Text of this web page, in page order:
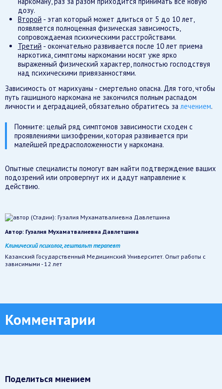
дозу.
Второй - этап который может длиться от 5 до 10 лет,
появляется полноценная физическая зависимость,
сопровождаемая психическими расстройствами.
Третий - окончательно развивается после 10 лет приема
наркотика, симптомы наркомании носят уже ярко
выраженный физический характер, полностью господствуя
над психическими привязанностями.
Зависимость от марихуаны - смертельно опасна. Для того, чтобы
путь гашишного наркомана не закончился полным распадом
личности и деградацией, обязательно обратитесь за лечением.
Помните: целый ряд симптомов зависимости сходен с
проявлениями шизофрении, которая развивается при
малейшей предрасположенности у наркомана.
Опытные специалисты помогут вам найти подтверждение ваших
подозрений или опровергнут их и дадут направление к
действию.
Автор: Гузалия Мухаматвалиевна Давлетшина
Клинический психолог, гештальт терапевт
Казанский Государственный Медицинский Университет. Опыт работы с
зависимыми - 12 лет
Комментарии
Поделиться мнением